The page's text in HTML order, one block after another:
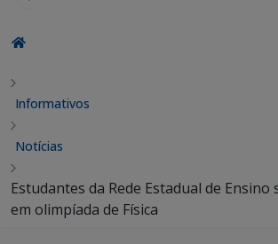
Informativos
Notícias
Estudantes da Rede Estadual de Ensino
em olimpíada de Física